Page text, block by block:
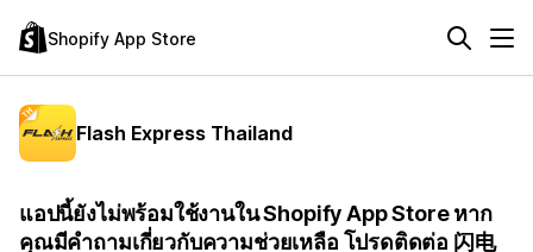
Shopify App Store
Flash Express Thailand
แอปนี้ยังไม่พร้อมใช้งานใน Shopify App Store หาก
คุณมีคำถามเกี่ยวกับความช่วยเหลือ โปรดติดต่อ 闪电